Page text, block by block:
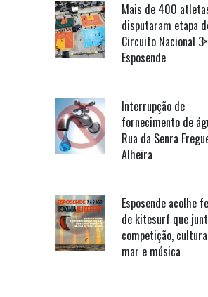
Mais de 400
disputaram etapa
Circuito Nacional
Esposende
Interrupção de
fornecimento de
Rua da Senra
Alheira
Esposende acolhe
de kitesurf que
competição,
mar e música